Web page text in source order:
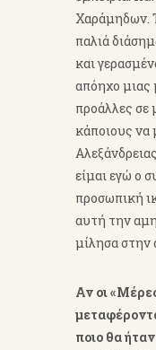
Χαράμηδων.
παλιά
και
απόηχο μιας
προάλλες σε
κάποιους να
είμαι εγώ ο
προσωπική
αυτή την
μίλησα στην
Αν οι
ποιο θα